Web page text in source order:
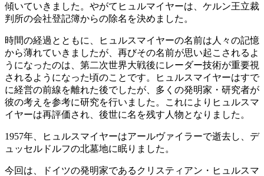
傾いていきました。やがてヒュルマイヤーは、ケルン王立裁
判所の会社登記簿からの除名を決めました。
時間の経過とともに、ヒュルスマイヤーの名前は人々の記憶
から薄れていきましたが、再びその名前が思い起こされるよ
うになったのは、第二次世界大戦後にレーダー技術が重要視
されるようになった頃のことです。ヒュルスマイヤーはすで
に経営の前線を離れた後でしたが、多くの発明家・研究者が
彼の考えを参考に研究を行いました。これによりヒュルスマ
イヤーは再評価され、後世に名を残す人物となりました。
1957年、ヒュルスマイヤーはアールヴァイラーで逝去し、デ
ュッセルドルフの北墓地に眠りました。
今回は、ドイツの発明家であるクリスティアン・ヒュルスマ